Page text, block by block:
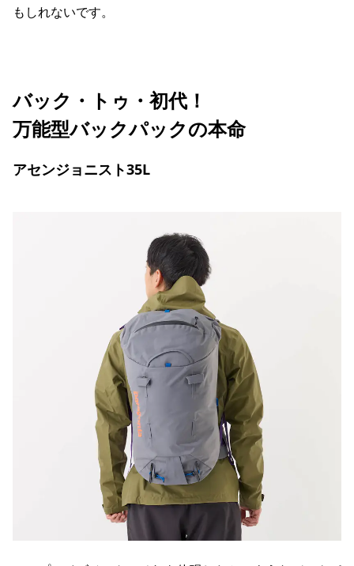
もしれないです。
バック・トゥ・初代！
万能型バックパックの本命
アセンジョニスト35L